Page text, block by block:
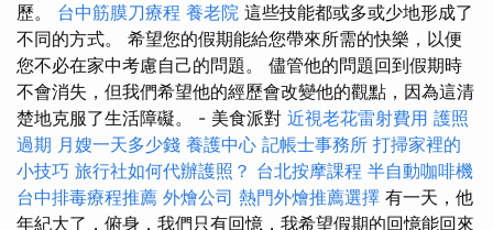
歷。 台中筋膜刀療程 養老院 這些技能都或多或少地形成了
不同的方式。 希望您的假期能給您帶來所需的快樂，以便
您不必在家中考慮自己的問題。 儘管他的問題回到假期時
不會消失，但我們希望他的經歷會改變他的觀點，因為這清
楚地克服了生活障礙。 - 美食派對 近視老花雷射費用 護照
過期 月嫂一天多少錢 養護中心 記帳士事務所 打掃家裡的
小技巧 旅行社如何代辦護照？ 台北按摩課程 半自動咖啡機
台中排毒療程推薦 外燴公司 熱門外燴推薦選擇 有一天，他
年紀大了，俯身，我們只有回憶，我希望假期的回憶能回來